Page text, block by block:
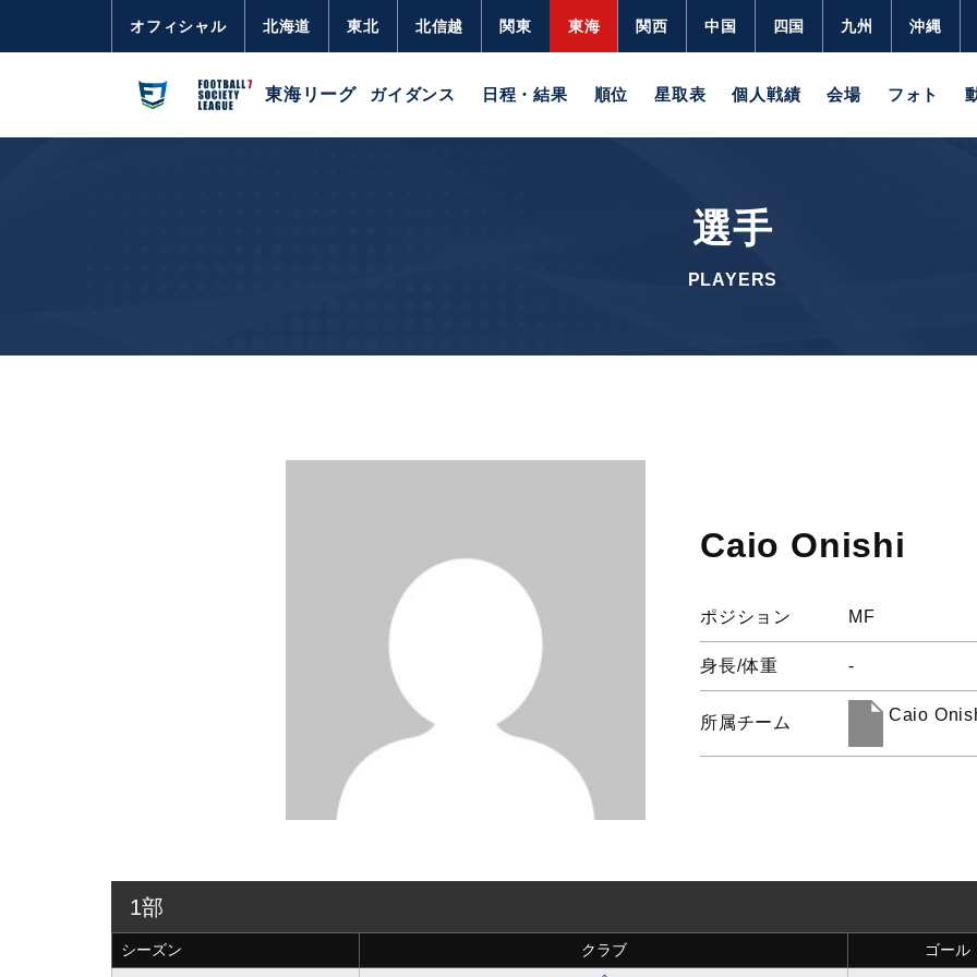
オフィシャル 北海道 東北 北信越 関東 東海 関西 中国 四国 九州 沖縄
東海リーグ ガイダンス 日程・結果 順位 星取表 個人戦績 会場 フォト
選手
PLAYERS
Caio Onishi
ポジション MF
身長/体重 -
所属チーム Caio
1部
シーズン クラブ ゴール